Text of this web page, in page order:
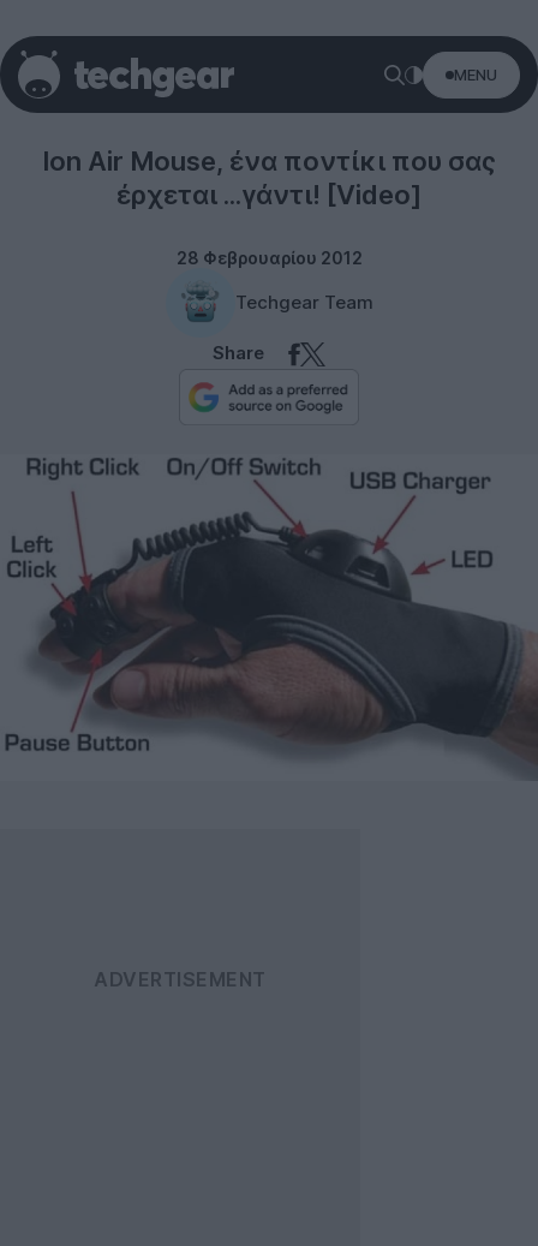
MENU
Ion Air Mouse, ένα ποντίκι που σας
έρχεται ...γάντι! [Video]
28 Φεβρουαρίου 2012
Techgear Team
Share